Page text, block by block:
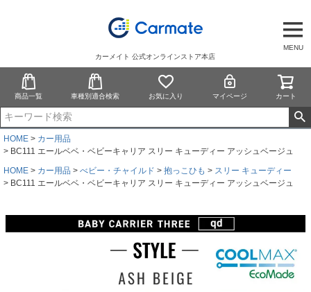
MENU
カーメイト 公式オンラインストア本店
商品一覧 車種別適合検索 お気に入り マイページ カート
HOME
カー用品
BC111 エールベベ・ベビーキャリア スリー キューディー アッシュベージュ
HOME
カー用品 べビー・チャイルド 抱っこひも
スリー キューディー
BC111 エールベベ・ベビーキャリア スリー キューディー アッシュベージュ